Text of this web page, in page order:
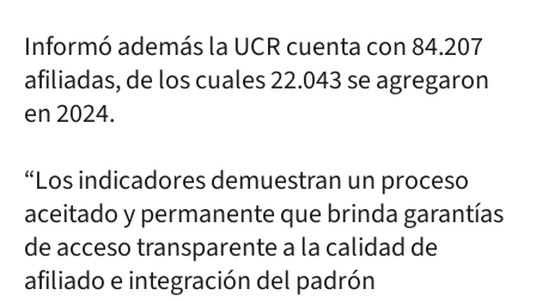
Informó además la UCR cuenta con 84.207
afiliadas, de los cuales 22.043 se agregaron
en 2024.
“Los indicadores demuestran un proceso
aceitado y permanente que brinda garantías
de acceso transparente a la calidad de
afiliado e integración del padrón